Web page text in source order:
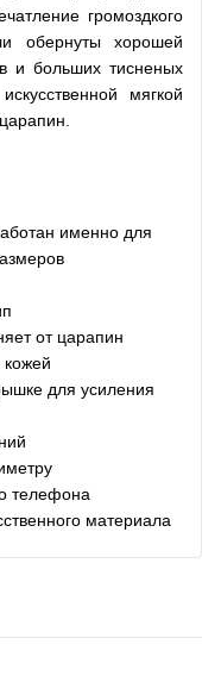
громоздкого
обернуты хорошей
и больших тисненых
мягкой
именно для
от царапин
кожей
для усиления
телефона
материала